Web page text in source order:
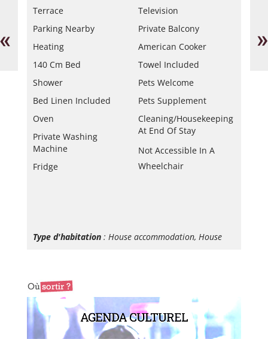
«
Henviloc/Roublique
Virginie
Le
Thétis »
Terrace
Parking Nearby
Heating
140 Cm Bed
Shower
Bed Linen Included
Oven
Private Washing
Machine
Fridge
Television
Private Balcony
American Cooker
Towel Included
Pets Welcome
Pets Supplement
Cleaning/housekeeping
At End Of Stay
Not Accessible In A
Wheelchair
Type d'habitation : House accommodation, House
AGENDA CULTUREL